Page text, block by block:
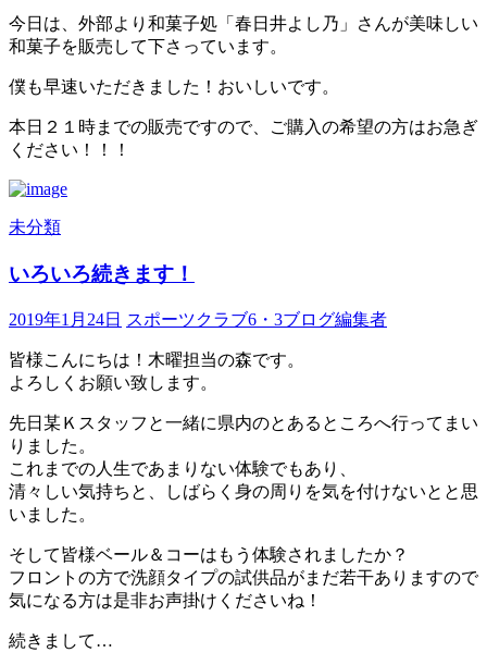
今日は、外部より和菓子処「春日井よし乃」さんが美味しい
和菓子を販売して下さっています。
僕も早速いただきました！おいしいです。
本日２１時までの販売ですので、ご購入の希望の方はお急ぎ
ください！！！
未分類
いろいろ続きます！
2019年1月24日 スポーツクラブ6・3ブログ編集者
皆様こんにちは！木曜担当の森です。
よろしくお願い致します。
先日某Ｋスタッフと一緒に県内のとあるところへ行ってまい
りました。
これまでの人生であまりない体験でもあり、
清々しい気持ちと、しばらく身の周りを気を付けないとと思
いました。
そして皆様ベール＆コーはもう体験されましたか？
フロントの方で洗顔タイプの試供品がまだ若干ありますので
気になる方は是非お声掛けくださいね！
続きまして…